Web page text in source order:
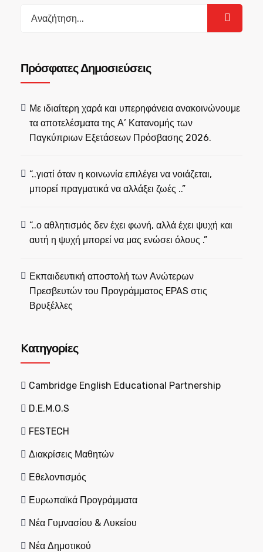
Πρόσφατες Δημοσιεύσεις
Με ιδιαίτερη χαρά και υπερηφάνεια ανακοινώνουμε
τα αποτελέσματα της Α’ Κατανομής των
Παγκύπριων Εξετάσεων Πρόσβασης 2026.
“..γιατί όταν η κοινωνία επιλέγει να νοιάζεται,
μπορεί πραγματικά να αλλάξει ζωές ..”
“..ο αθλητισμός δεν έχει φωνή, αλλά έχει ψυχή και
αυτή η ψυχή μπορεί να μας ενώσει όλους .”
Εκπαιδευτική αποστολή των Ανώτερων
Πρεσβευτών του Προγράμματος EPAS στις
Βρυξέλλες
Kατηγορίες
Cambridge English Educational Partnership
D.E.M.O.S
FESTECH
Διακρίσεις Μαθητών
Εθελοντισμός
Ευρωπαϊκά Προγράμματα
Νέα Γυμνασίου & Λυκείου
Νέα Δημοτικού